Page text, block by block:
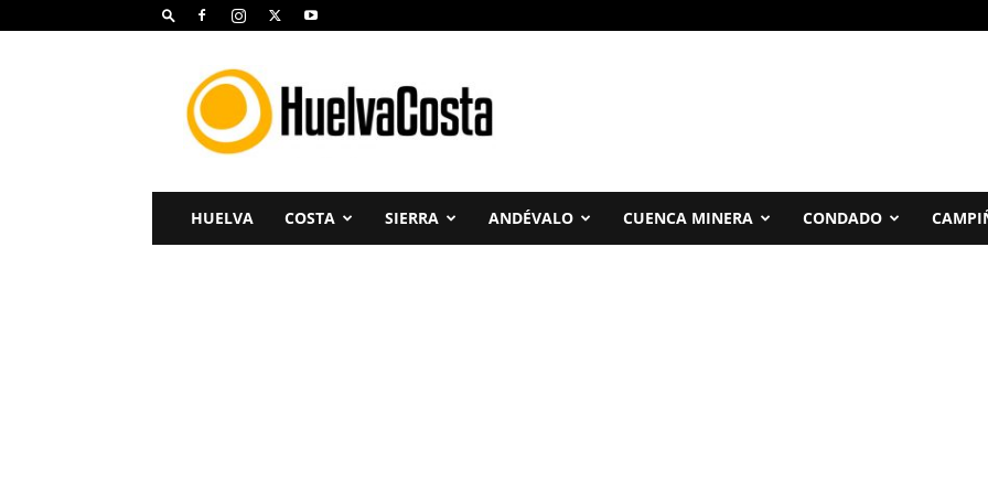
Huelva
Costa
HUELVA COSTA SIERRA ANDÉVALO CUENCA MINERA CONDADO